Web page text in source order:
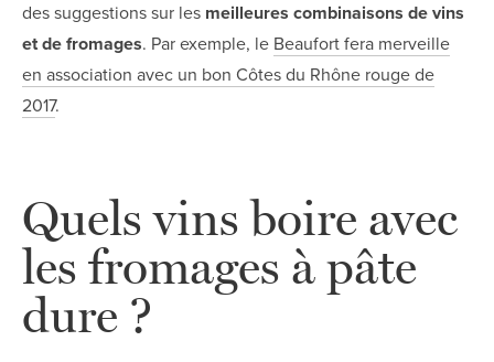
des suggestions sur les meilleures combinaisons de vins
et de fromages. Par exemple, le Beaufort fera merveille
en association avec un bon Côtes du Rhône rouge de
2017.
Quels vins boire avec
les fromages à pâte
dure ?